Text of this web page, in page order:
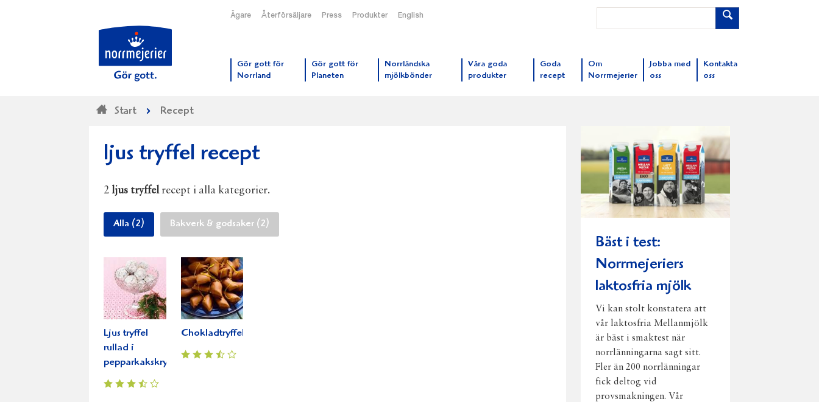
Ägare Återförsäljare Press Produkter English
Gör gott för
Norrland
Gör gott för
Planeten
Norrländska
mjölkbönder
Våra goda
produkter
Goda
recept
Om
Norrmejerier
Jobba med
oss
Kontakta
oss
Start Recept
ljus tryffel recept
2 ljus tryffelrecept i alla kategorier.
Alla (2) Bakverk & godsaker (2)
Ljus tryffel
rullad i
pepparkakskryddor
Chokladtryffel
Bäst i test:
Norrmejeriers
laktosfria mjölk
Vi kan stolt konstatera att
vår laktosfria Mellanmjölk
är bäst i smaktest när
norrlänningarna sagt sitt.
Fler än 200 norrlänningar
fick deltog vid
provsmakningen. Vår